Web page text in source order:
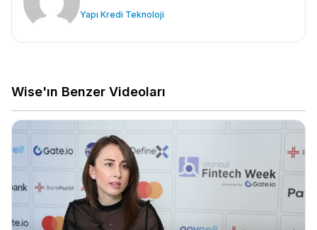
Yapı Kredi Teknoloji
Wise'ın Benzer Videoları